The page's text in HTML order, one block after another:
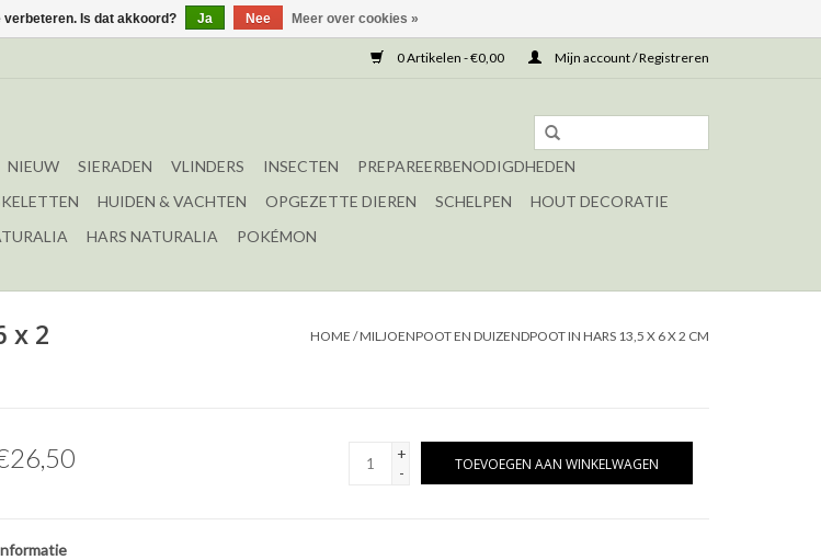
0 Artikelen - €0,00 Mijn account / Registreren
NIEUW SIERADEN VLINDERS INSECTEN
PREPAREERBENODIGDHEDEN
HUIDEN & VACHTEN OPGEZETTE DIEREN SCHELPEN
HOUT DECORATIE
HARS NATURALIA POKÉMON
x 2
HOME /MILJOENPOOT EN DUIZENDPOOT IN HARS 13,5 X 6 X 2 CM
+
-
TOEVOEGEN AAN WINKELWAGEN
verbeteren. Is dat akkoord? Ja Nee Meer over cookies »